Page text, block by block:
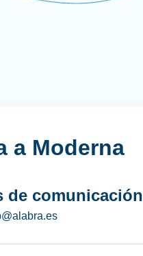
a Moderna
de comunicación